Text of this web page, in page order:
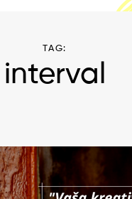
TAG:
interval